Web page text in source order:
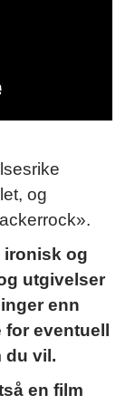
og
ironisk og
utgivelser
enn
eventuell
du vil.
en film